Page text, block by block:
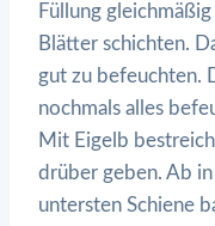
Füllung
Blätter schichten.
gut zu befeuchten.
nochmals alles
Mit Eigelb
drüber geben. Ab
untersten Schiene